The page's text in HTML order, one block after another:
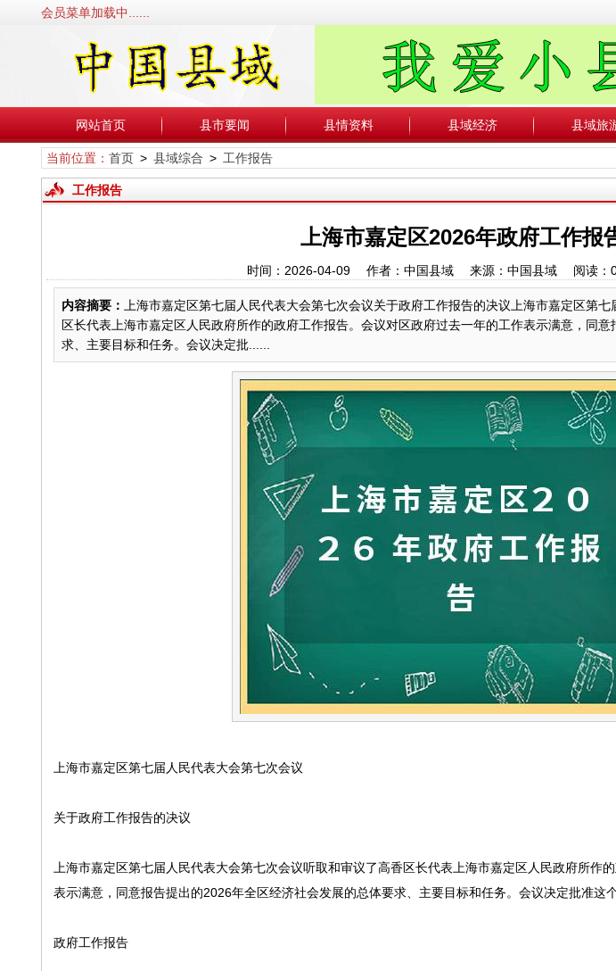
会员菜单加载中......
网站首页 县市要闻 县情资料 县域经济 县域旅
当前位置： 首页> 县域综合 > 工作报告
工作报告
上海市嘉定区2026年政府工作报
时间：2026-04-09 作者：中国县域 来源：中国县域 阅读：
内容摘要：
上海市嘉定区第七届人民代表大会第七次会议关于政府工作报告的决议上海市嘉定区第
区长代表上海市嘉定区人民政府所作的政府工作报告。会议对区政府过去一年的工作表示满意，同
求、主要目标和任务。会议决定批......
上海市嘉定区第七届人民代表大会第七次会议
关于政府工作报告的决议
上海市嘉定区第七届人民代表大会第七次会议听取和审议了高香区长代表上海市嘉定区人民政府所作
表示满意，同意报告提出的2026年全区经济社会发展的总体要求、主要目标和任务。会议决定批准这个
政府工作报告